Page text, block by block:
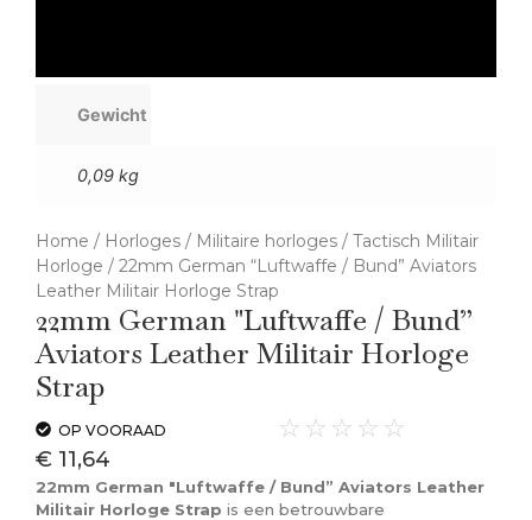
Gewicht
0,09 kg
Home / Horloges / Militaire horloges / Tactisch Militair
Horloge / 22mm German “Luftwaffe / Bund” Aviators
Leather Militair Horloge Strap
22mm German "Luftwaffe / Bund”
Aviators Leather Militair Horloge
Strap
OP VOORAAD ☆ ☆ ☆ ☆ ☆
€ 11,64
22mm German "Luftwaffe / Bund” Aviators Leather
Militair Horloge Strap is een betrouwbare